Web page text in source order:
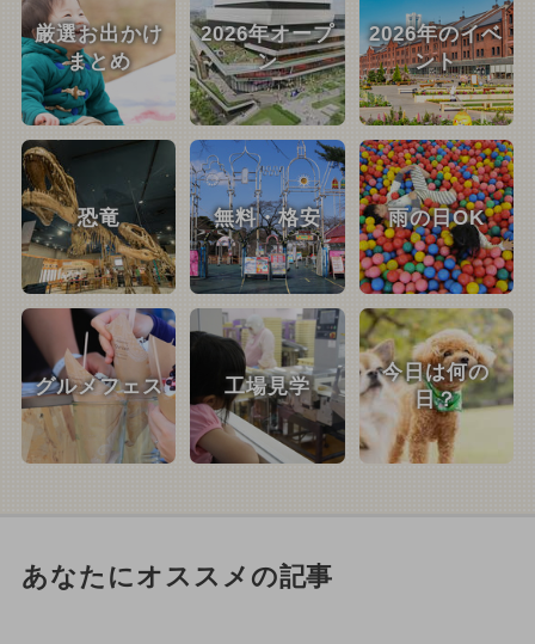
厳選お出かけ
まとめ
2026年オープ
ン
2026年のイベ
ント
恐竜 無料・格安 雨の日OK
グルメフェス 工場見学
今日は何の
日？
あなたにオススメの記事